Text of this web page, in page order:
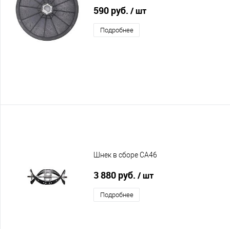
590 руб. / шт
Подробнее
Шнек в сборе CA46
3 880 руб. / шт
Подробнее